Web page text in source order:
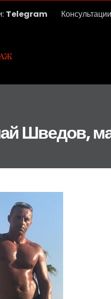
Telegram
Шведов,